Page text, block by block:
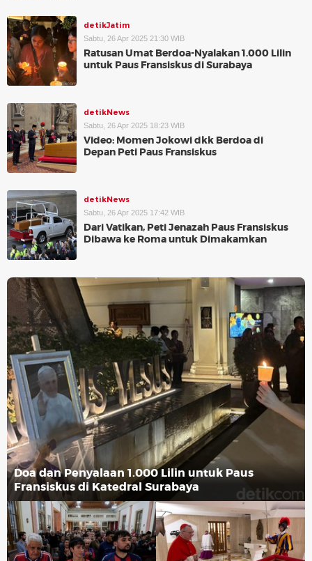
detikJatim
Sabtu, 26 Apr 2025 21:30 WIB
Ratusan Umat Berdoa-Nyalakan 1.000 Lilin
untuk Paus Fransiskus di Surabaya
detikNews
Sabtu, 26 Apr 2025 18:23 WIB
Video: Momen Jokowi dkk Berdoa di
Depan Peti Paus Fransiskus
detikNews
Sabtu, 26 Apr 2025 17:42 WIB
Dari Vatikan, Peti Jenazah Paus Fransiskus
Dibawa ke Roma untuk Dimakamkan
Doa dan Penyalaan 1.000 Lilin untuk Paus
Fransiskus di Katedral Surabaya